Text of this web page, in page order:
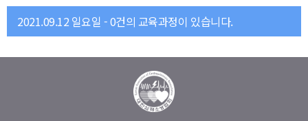
2021.09.12 일요일 - 0건의 교육과정이 있습니다.